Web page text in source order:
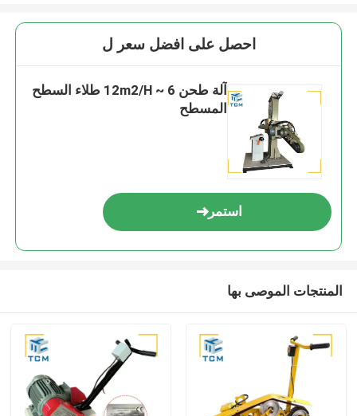
احصل على افضل سعر ل
آلة طحن 6 ~ 12m2/H طلاء السطح
المسطح
استمر
المنتجات الموصى بها